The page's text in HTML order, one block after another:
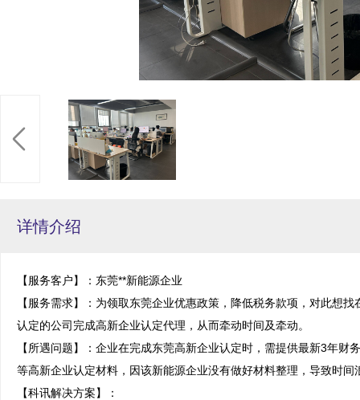
详情介绍
【服务客户】：东莞**新能源企业
【服务需求】：为领取东莞企业优惠政策，降低税务款项，对此想
认定的公司完成高新企业认定代理，从而牵动时间及牵动。
【所遇问题】：企业在完成东莞高新企业认定时，需提供最新3年
等高新企业认定材料，因该新能源企业没有做好材料整理，导致时间
【科讯解决方案】：